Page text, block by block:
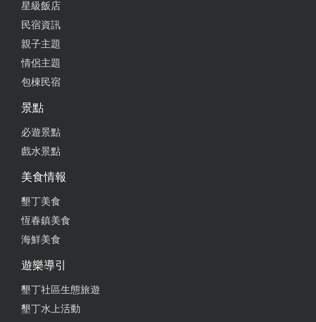
星級飯店
民宿資訊
親子主題
情侶主題
包棟民宿
景點
必遊景點
戲水景點
美食情報
墾丁美食
恆春鎮美食
海鮮美食
遊樂導引
墾丁社區生態旅遊
墾丁水上活動